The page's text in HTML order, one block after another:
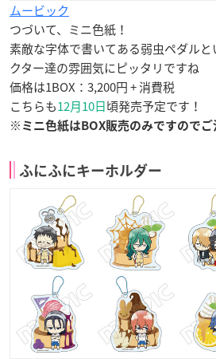
ムービック
つづいて、ミニ色紙！
素敵な字体で書いてある弱虫ペダル
クター達の雰囲気にピッタリですね
価格は1BOX：3,200円 + 消費税
こちらも12月10日頃発売予定です！
※ミニ色紙はBOX販売のみですのでご
ふにふにキーホルダー